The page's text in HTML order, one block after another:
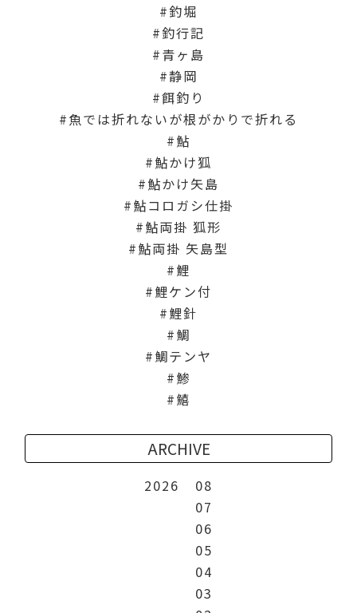
釣堀
釣行記
青ヶ島
静岡
餌釣り
魚では折れないが根がかりで折れる
鮎
鮎かけ狐
鮎かけ矢島
鮎コロガシ仕掛
鮎両掛 狐形
鮎両掛 矢島型
鯉
鯉ケン付
鯉針
鯛
鯛テンヤ
鯵
鱚
ARCHIVE
2026
08
07
06
05
04
03